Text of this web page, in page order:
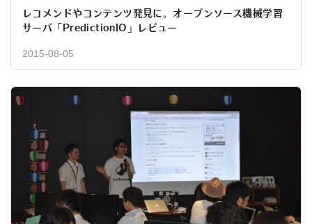
レコメンドやコンテンツ発見に。オープンソース機械学習
サーバ「PredictionIO」レビュー
2015-08-05